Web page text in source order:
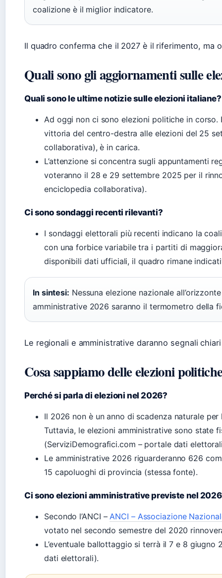
coalizione è il miglior indicatore.
Il quadro conferma che il 2027 è il riferimento, ma
Quali sono gli aggiornamenti sulle
Quali sono le ultime notizie sulle elezioni italiane?
Ad oggi non ci sono elezioni politiche in
vittoria del centro-destra alle elezioni del 25
collaborativa), è in carica.
L’attenzione si concentra sugli appuntamenti
voteranno il 28 e 29 settembre 2025 per il
enciclopedia collaborativa).
Ci sono sondaggi recenti rilevanti?
I sondaggi elettorali più recenti indicano la
con una forbice variabile tra i partiti di
disponibili dati ufficiali, il quadro rimane
In sintesi: Nessuna elezione nazionale
amministrative 2026 saranno il termometro della
Le regionali e amministrative daranno segnali
Cosa sappiamo delle elezioni
Perché si parla di elezioni nel 2026?
Il 2026 non è un anno di scadenza naturale
Tuttavia, le elezioni amministrative sono state
(ServiziDemografici.com – portale dati
Le amministrative 2026 riguarderanno 626
15 capoluoghi di provincia (stessa fonte).
Ci sono elezioni amministrative previste nel
Secondo l’ANCI – ANCI – Associazione
votato nel secondo semestre del 2020
L’eventuale ballottaggio si terrà il 7 e 8
dati elettorali).